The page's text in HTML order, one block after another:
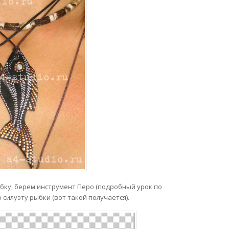
берем инструмент Перо (подробный урок по
рыбки (вот такой получается).